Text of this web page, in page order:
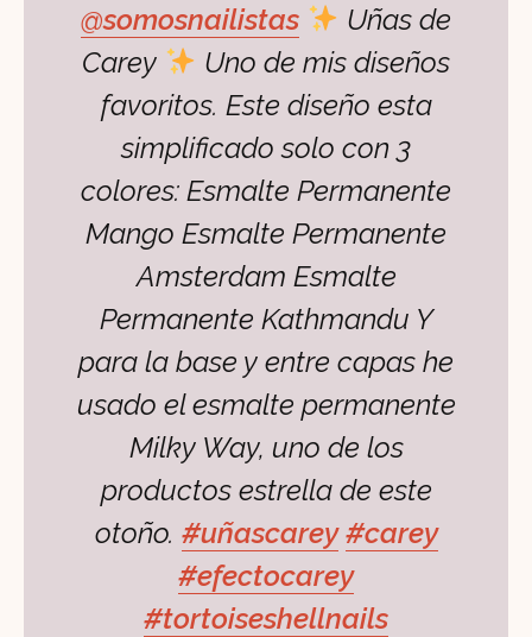
@somosnailistas
Uñas de
Carey
Uno de mis diseños
favoritos. Este diseño esta
simplificado solo con 3
colores: Esmalte Permanente
Mango Esmalte Permanente
Amsterdam Esmalte
Permanente Kathmandu Y
para la base y entre capas he
usado el esmalte permanente
Milky Way, uno de los
productos estrella de este
otoño. #uñascarey #carey
#efectocarey
#tortoiseshellnails